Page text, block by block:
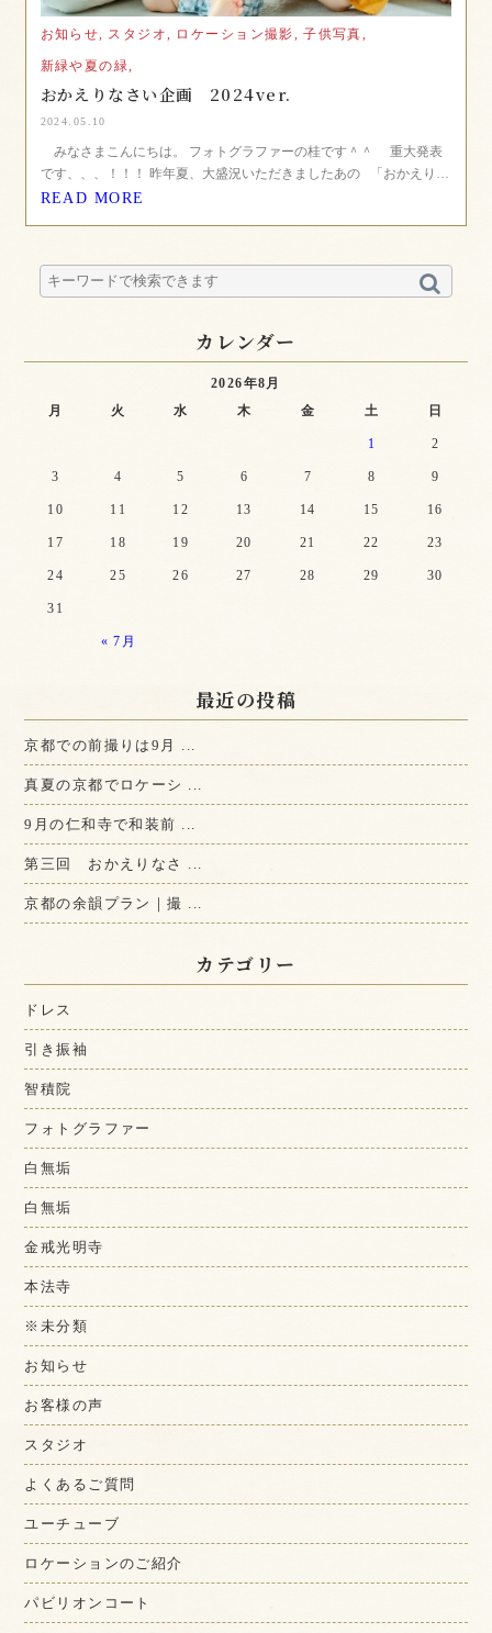
お知らせ, スタジオ, ロケーション撮影, 子供写真,
新緑や夏の緑,
おかえりなさい企画 2024ver.
2024.05.10
みなさまこんにちは。 フォトグラファーの桂です＾＾ 重大発表
です、、、！！！ 昨年夏、大盛況いただきましたあの 「おかえり…
READ MORE
カレンダー
2026年8月
月
火 水 木 金 土 日
« 7月
1 2
3 4 5 6 7 8 9
10 11 12 13 14 15 16
17 18 19 20 21 22 23
24 25 26 27 28 29 30
31
最近の投稿
京都での前撮りは9月 ...
真夏の京都でロケーシ ...
9月の仁和寺で和装前 ...
第三回 おかえりなさ ...
京都の余韻プラン｜撮 ...
カテゴリー
ドレス
引き振袖
智積院
フォトグラファー
白無垢
白無垢
金戒光明寺
本法寺
※未分類
お知らせ
お客様の声
スタジオ
よくあるご質問
ユーチューブ
ロケーションのご紹介
パビリオンコート